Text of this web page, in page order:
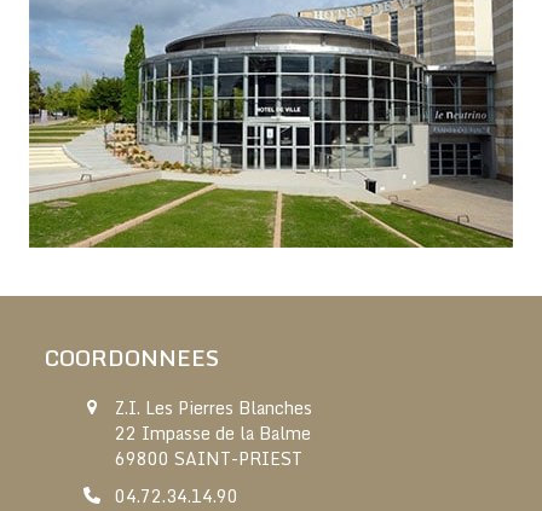
COORDONNEES
Z.I. Les Pierres Blanches
22 Impasse de la Balme
69800 SAINT-PRIEST
04.72.34.14.90